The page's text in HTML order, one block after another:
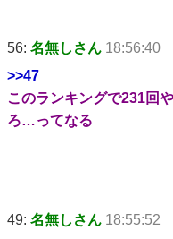
56: 名無しさん 18:56:40
>>47
このランキングで231回
ろ…ってなる
49: 名無しさん 18:55:52